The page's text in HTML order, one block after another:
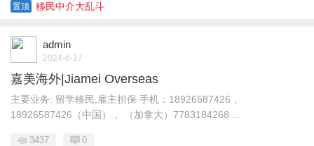
置顶 移民中介大乱斗
admin
2024-6-17
嘉美海外|Jiamei Overseas
主要业务: 留学移民,雇主担保 手机：18926587426，
18926587426（中国）， （加拿大）7783184268 ...
3437 0